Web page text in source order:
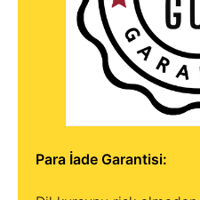
Para İade Garantisi: